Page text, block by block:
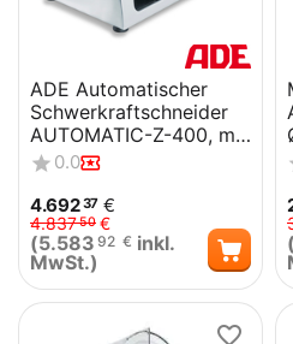
ADE Automatischer
Schwerkraftschneider
AUTOMATIC-Z-400, mit
Glattem Messer
0.0
4.69237 €
4.83750 €
(5.583 92 € inkl.
MwSt.)
(